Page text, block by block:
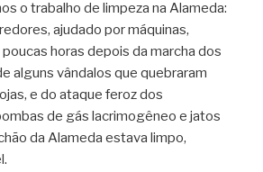
o trabalho de limpeza na Alameda:
ajudado por máquinas,
horas depois da marcha dos
alguns vândalos que quebraram
e do ataque feroz dos
de gás lacrimogêneo e jatos
da Alameda estava limpo,